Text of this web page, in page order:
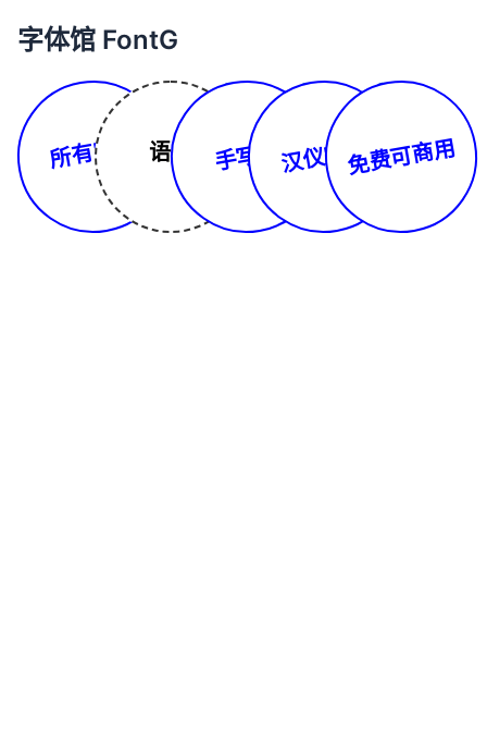
字体馆 FontG
所有字体 语言 手写体 汉仪字库免费可商用